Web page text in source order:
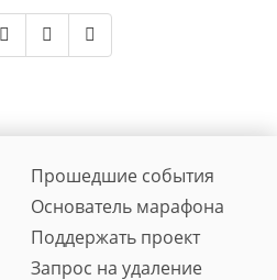
Прошедшие события
Основатель марафона
Поддержать проект
Запрос на удаление